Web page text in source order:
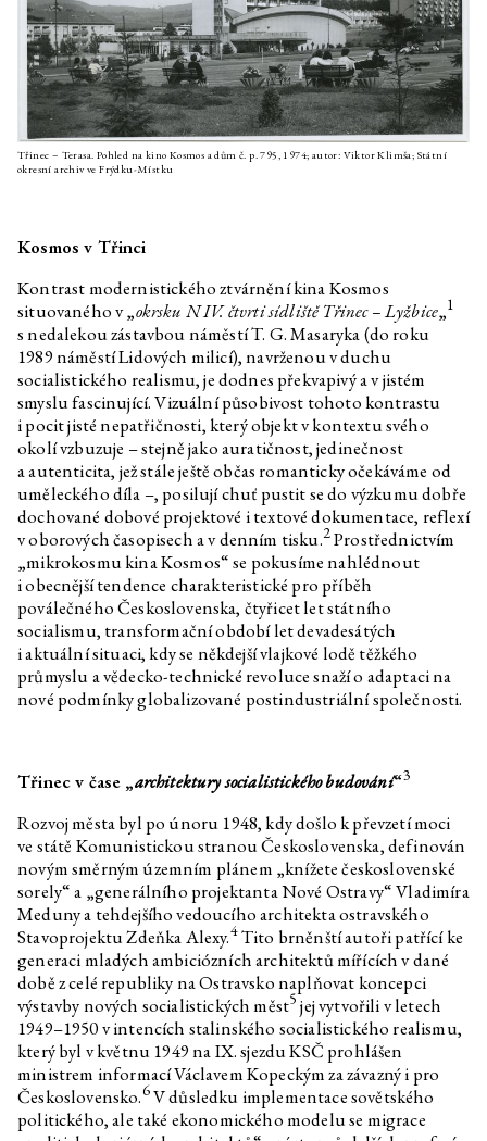
Třinec – Terasa. Pohled na kino Kosmos a dům č. p. 795, 1974; autor: Viktor Klimša; Státní
okresní archiv ve Frýdku-Místku
Kosmos v Třinci
Kontrast modernistického ztvárnění kina Kosmos
situovaného v „okrsku N IV. čtvrti sídliště Třinec – Lyžbice„1
s nedalekou zástavbou náměstí T. G. Masaryka (do roku
1989 náměstí Lidových milicí), navrženou v duchu
socialistického realismu, je dodnes překvapivý a v jistém
smyslu fascinující. Vizuální působivost tohoto kontrastu
i pocit jisté nepatřičnosti, který objekt v kontextu svého
okolí vzbuzuje – stejně jako auratičnost, jedinečnost
a autenticita, jež stále ještě občas romanticky očekáváme od
uměleckého díla –, posilují chuť pustit se do výzkumu dobře
dochované dobové projektové i textové dokumentace, reflexí
v oborových časopisech a v denním tisku.2Prostřednictvím
„mikrokosmu kina Kosmos“ se pokusíme nahlédnout
i obecnější tendence charakteristické pro příběh
poválečného Československa, čtyřicet let státního
socialismu, transformační období let devadesátých
i aktuální situaci, kdy se někdejší vlajkové lodě těžkého
průmyslu a vědecko-technické revoluce snaží o adaptaci na
nové podmínky globalizované postindustriální společnosti.
Třinec v čase „architektury socialistického budování“3
Rozvoj města byl po únoru 1948, kdy došlo k převzetí moci
ve státě Komunistickou stranou Československa, definován
novým směrným územním plánem „knížete československé
sorely“ a „generálního projektanta Nové Ostravy“ Vladimíra
Meduny a tehdejšího vedoucího architekta ostravského
Stavoprojektu Zdeňka Alexy.4Tito brněnští autoři patřící ke
generaci mladých ambiciózních architektů mířících v dané
době z celé republiky na Ostravsko naplňovat koncepci
výstavby nových socialistických měst5jej vytvořili v letech
1949–1950 v intencích stalinského socialistického realismu,
který byl v květnu 1949 na IX. sjezdu KSČ prohlášen
ministrem informací Václavem Kopeckým za závazný i pro
Československo.6V důsledku implementace sovětského
politického, ale také ekonomického modelu se migrace
Daniela Dostálková, Linda
Dostálková
Kino Kosmos
Daniela Dostálková, Linda
Dostálková
Dorota Jurczak: Pyk, Sciak etc.
Daniela Dostálková, Linda
Dostálková
Kurátorský text k výstavě Petra
Bosáka, Roberta Jansy a Adama
Macháčka
Daniela Dostálková, Linda
Rozhovor s Barborou Lungovou
Edith Jeřábková, Jan Albert
Šturma
Prales, zahrada a zeď
Marek Pokorný Barbora Lungová a dar malby
Marek Pokorný
Julie ve světech fantazie. Na
okraj.
Holubí noviny
Časopis pro děti Krunýř č. 3
András Cséfalvay Zvířecí kustodi – zajíc
András Cséfalvay Zvířecí kustodi – včela
András Cséfalvay Zvířecí kustodi – sova
András Cséfalvay Zvířecí kustodi – srna
András Cséfalvay Zvířecí kustodi – liška
András Cséfalvay Zvířecí kustodi – holub
Jiří Žák, Kateřina Konvalinová
Pokud máte kanára se slabým
zpěvným hlasem, po tomto
nepřestane zpívat!
Annika Eriksson
Kontrolování vypnutého
sporáku
Viktorie Pražáková Uvěřit
David Přílučík
Je to let, nebo pád, čemu chce
můj přítel propadat?
Edith Jeřábková Zvířecí zpravodajství
Daniela & Linda Dostálková Dan Walwin: Úleva
Ukrajinská kultura v době ruské
agrese
Volně přístupné knihy k tématu
ukrajinské kultury v době ruské